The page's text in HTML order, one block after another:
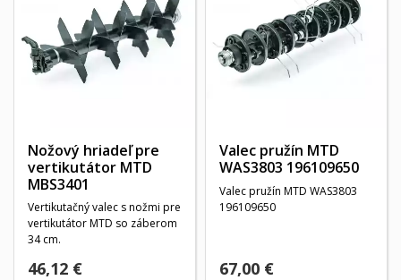
Nožový hriadeľ pre
vertikutátor MTD
MBS3401
Vertikutačný valec s nožmi pre
vertikutátor MTD so záberom
34 cm.
46,12 €
Valec pružín MTD
WAS3803 196109650
Valec pružín MTD WAS3803
196109650
67,00 €